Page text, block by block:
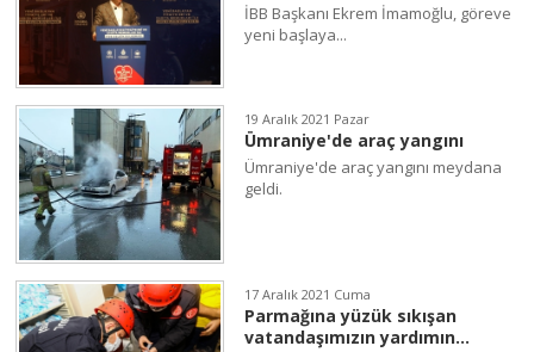
İBB Başkanı Ekrem İmamoğlu, göreve
yeni başlaya...
19 Aralık 2021 Pazar
Ümraniye'de araç yangını
Ümraniye'de araç yangını meydana
geldi.
17 Aralık 2021 Cuma
Parmağına yüzük sıkışan
vatandaşımızın yardımın...